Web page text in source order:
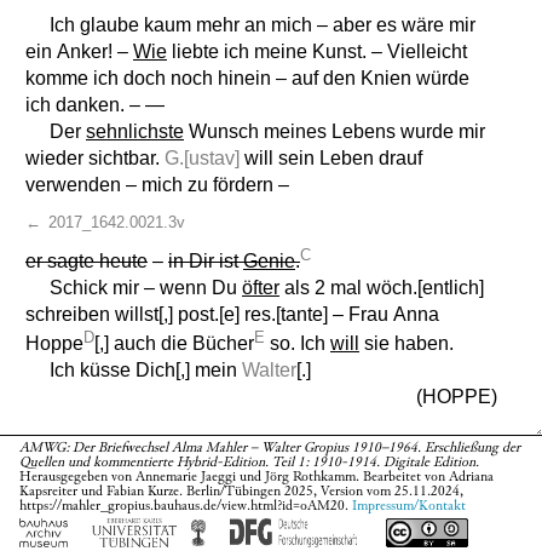
Ich glaube kaum mehr an mich – aber es wäre mir
ein Anker! – Wie liebte ich meine Kunst. – Vielleicht
komme ich doch noch hinein – auf den Knien würde
ich danken. – —
Der sehnlichste Wunsch meines Lebens wurde mir
wieder sichtbar. G.[ustav] will sein Leben drauf
verwenden – mich zu fördern –
← 2017_1642.0021.3v
er sagte heute – in Dir istGenie.C
Schick mir – wenn Du öfter als 2 mal wöch.[entlich]
schreiben willst[,] post.[e] res.[tante] – Frau Anna
HoppeD[,] auch die BücherE so. Ich will
sie haben.
Ich küsse Dich[,] mein Walter[.]
(HOPPE)
Apparat
Alles einblenden
AMWG: Der Briefwechsel Alma Mahler – Walter Gropius 1910–1964. Erschließung der
Quellen und kommentierte Hybrid-Edition. Teil 1: 1910-1914. Digitale Edition.
Herausgegeben von Annemarie Jaeggi und Jörg Rothkamm. Bearbeitet von Adriana
Kapsreiter und Fabian Kurze. Berlin/Tübingen 2025, Version vom 25.11.2024,
https://mahler_gropius.bauhaus.de/view.html?id=oAM20.Impressum/Kontakt